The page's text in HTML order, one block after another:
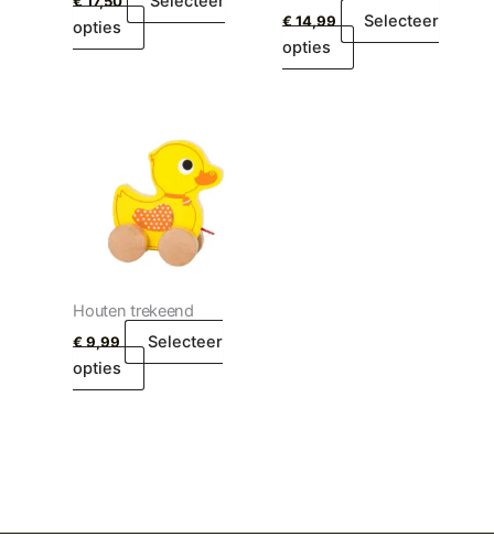
opties
€14,99
Selecteer
opties
Houten trekeend
€9,99
Selecteer
opties